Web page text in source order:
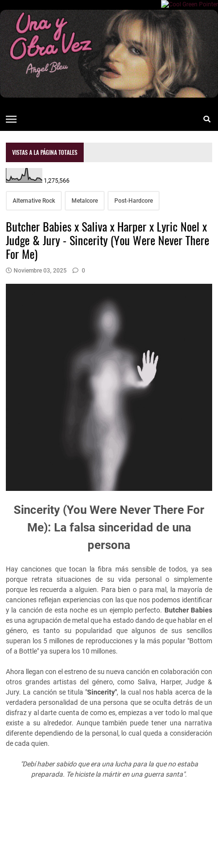
VISTAS A LA PÁGINA TOTALES
1,275,566
Alternative Rock Metalcore Post-Hardcore
Butcher Babies x Saliva x Harper x Lyric Noel x
Judge & Jury - Sincerity (You Were Never There
For Me)
Noviembre 03, 2025 0
Sincerity (You Were Never There For
Me): La falsa sinceridad de una
persona
Hay canciones que tocan la fibra más sensible de todos, ya sea
porque retrata situaciones de su vida personal o simplemente
porque les recuerda a alguien. Para bien o para mal, la mayoría de
canciones reflejan experiencias con las que nos podemos identificar
y la canción de esta noche es un ejemplo perfecto. Butcher Babies
es una agrupación de metal que ha estado dando de que hablar en el
género, es tanto su popularidad que algunos de sus sencillos
superan los 5 millones de reproducciones y la más popular "Bottom
of a Bottle" ya supera los 10 millones.
Ahora llegan con el estreno de su nueva canción en colaboración con
otros grandes artistas del género, como Saliva, Harper, Judge &
Jury. La canción se titula "Sincerity", la cual nos habla acerca de la
verdadera personalidad de una persona que se oculta detrás de un
disfraz y al darte cuenta de como es, empiezas a ver todo lo mal que
existe a su alrededor. Aunque también puede tener una narrativa
diferente dependiendo de la personal, lo cual queda a consideración
de cada quien.
"Debí haber sabido que era una lucha para la que no estaba
preparada. Te hiciste la mártir en una guerra santa".